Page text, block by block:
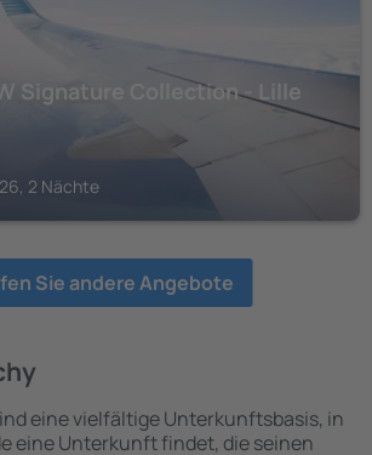
Signature Collection - Lille
2 Nächte
Sie andere Angebote
eine vielfältige Unterkunftsbasis, in
eine Unterkunft findet, die seinen